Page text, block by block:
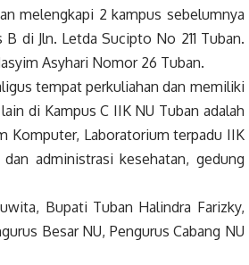
melengkapi 2 kampus sebelumnya
di Jln. Letda Sucipto No 211 Tuban.
Asyhari Nomor 26 Tuban.
tempat perkuliahan dan memiliki
di Kampus C IIK NU Tuban adalah
Komputer, Laboratorium terpadu IIK
administrasi kesehatan, gedung
Bupati Tuban Halindra Farizky,
Besar NU, Pengurus Cabang NU